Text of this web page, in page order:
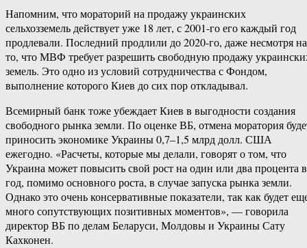
Напомним, что мораторий на продажу украинских
сельхозземель действует уже 18 лет, с 2001-го его каждый год
продлевали. Последний продлили до 2020-го, даже несмотря на
то, что МВФ требует разрешить свободную продажу
земель. Это одно из условий сотрудничества с Фондом,
выполнение которого Киев до сих пор откладывал.
Всемирный банк тоже убеждает Киев в выгодности создания
свободного рынка земли. По оценке ВБ, отмена моратория
приносить экономике Украины 0,7–1,5 млрд долл. США
ежегодно. «Расчеты, которые мы делали, говорят о том, что
Украина может повысить свой рост на один или два процента в
год, помимо основного роста, в случае запуска рынка земли.
Однако это очень консервативные показатели, так как будет
много сопутствующих позитивных моментов», — говорила
директор ВБ по делам Беларуси, Молдовы и Украины Сату
Кахконен.